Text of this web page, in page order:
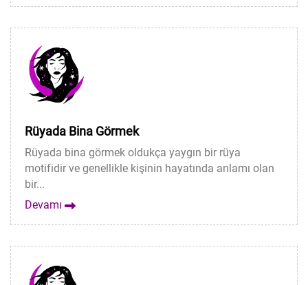
Rüyada Bina Görmek
Rüyada bina görmek oldukça yaygın bir rüya
motifidir ve genellikle kişinin hayatında anlamı olan
bir...
Devamı